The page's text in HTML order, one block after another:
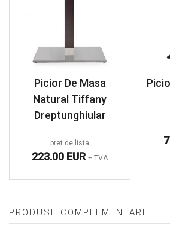
Picior De Masa
Natural Tiffany
Dreptunghiular
pret de lista
223.00 EUR + TVA
PRODUSE COMPLEMENTARE